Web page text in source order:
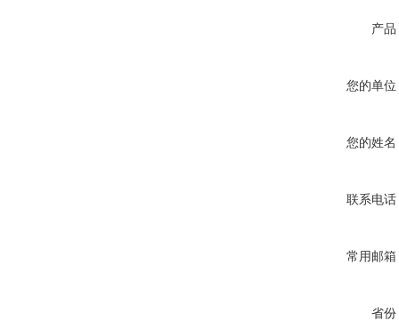
产品
您的单位
您的姓名
联系电话
常用邮箱
省份